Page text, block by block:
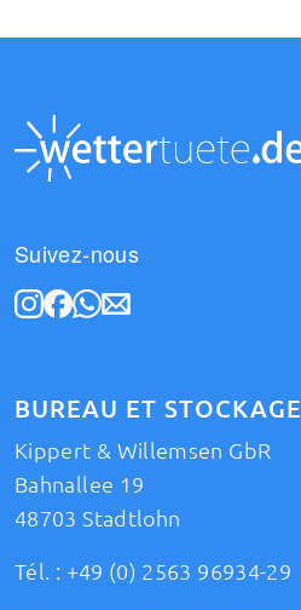
Suivez-nous
BUREAU ET STOCKAGE
Kippert & Willemsen GbR
Bahnallee 19
48703 Stadtlohn
Tél. : +49 (0) 2563 96934-29